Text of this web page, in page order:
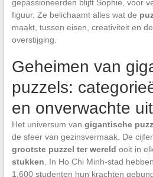
gepassioneerden blijft Sophie, voor
figuur. Ze belichaamt alles wat de
maakt, tussen eisen, creativiteit en
overstijging.
Geheimen van
puzzels:
en onverwachte
Het universum van gigantische
de sfeer van gezinsvermaak. De
grootste puzzel ter wereld ooit in
stukken . In Ho Chi Minh-stad
1.600 studenten hun krachten